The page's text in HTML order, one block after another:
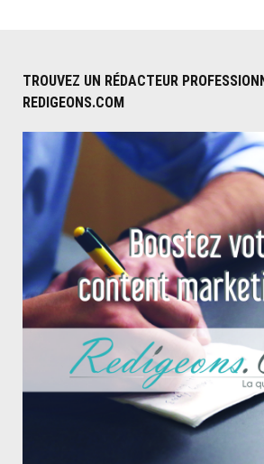
TROUVEZ UN RÉDACTEUR
REDIGEONS.COM